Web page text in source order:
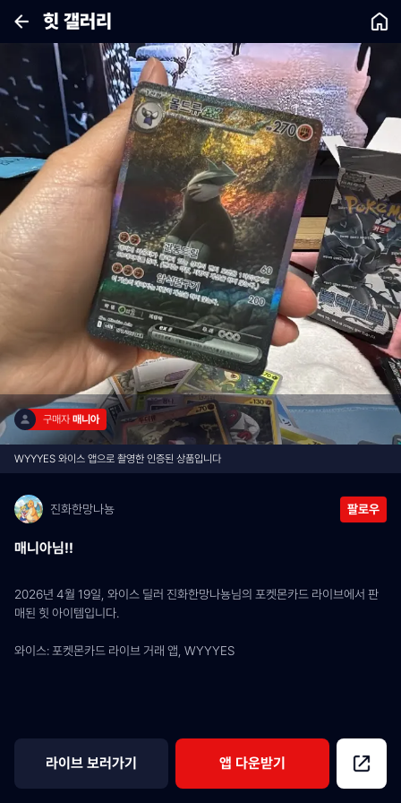
힛 갤러리
구매자 매니아
WYYYES 와이스 앱으로 촬영한 인증된 상품입니다
진화한망나뇽 팔로우
매니아님!!
2026년 4월 19일, 와이스 딜러 진화한망나뇽님의 포켓몬카드 라이브에서 판
매된 힛 아이템입니다.
와이스: 포켓몬카드 라이브 거래 앱, WYYYES
라이브 보러가기 앱 다운받기